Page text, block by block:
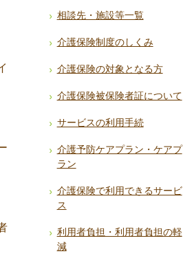
相談先・施設等一覧
介護保険制度のしくみ
介護保険の対象となる方
介護保険被保険者証について
サービスの利用手続
介護予防ケアプラン・ケアプ
ラン
介護保険で利用できるサービ
ス
利用者負担・利用者負担の軽
減